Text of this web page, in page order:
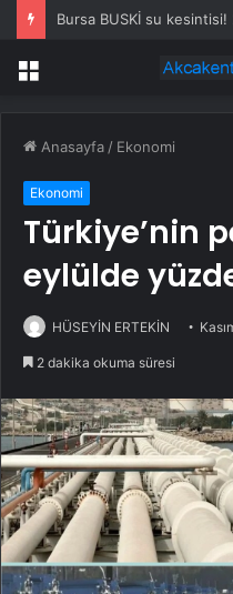
Menü
Anasayfa / Ekonomi
Ekonomi
Türkiye’nin
eylülde
HÜSEYİN ERTEKİN
2 dakika okuma süresi